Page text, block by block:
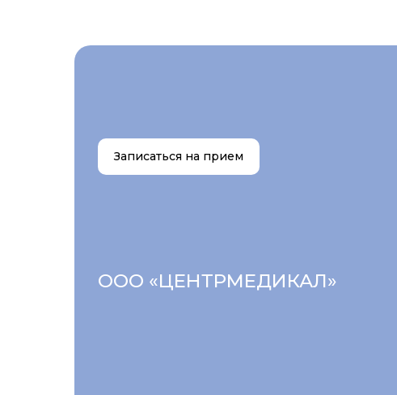
ООО «ЦЕНТРМЕДИКАЛ»
Записаться на прием